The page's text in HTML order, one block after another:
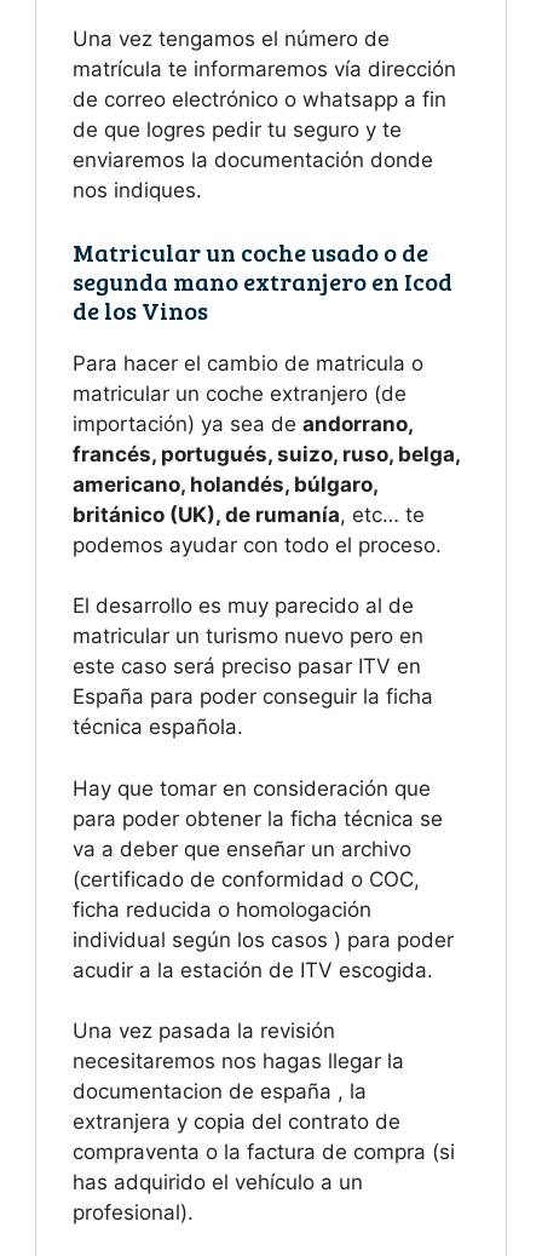
Una vez tengamos el número de
matrícula te informaremos vía dirección
de correo electrónico o whatsapp a fin
de que logres pedir tu seguro y te
enviaremos la documentación donde
nos indiques.
Matricular un coche usado o de
segunda mano extranjero en Icod
de los Vinos
Para hacer el cambio de matricula o
matricular un coche extranjero (de
importación) ya sea de andorrano,
francés, portugués, suizo, ruso, belga,
americano, holandés, búlgaro,
británico (UK), de rumanía, etc… te
podemos ayudar con todo el proceso.
El desarrollo es muy parecido al de
matricular un turismo nuevo pero en
este caso será preciso pasar ITV en
España para poder conseguir la ficha
técnica española.
Hay que tomar en consideración que
para poder obtener la ficha técnica se
va a deber que enseñar un archivo
(certificado de conformidad o COC,
ficha reducida o homologación
individual según los casos ) para poder
acudir a la estación de ITV escogida.
Una vez pasada la revisión
necesitaremos nos hagas llegar la
documentacion de españa , la
extranjera y copia del contrato de
compraventa o la factura de compra (si
has adquirido el vehículo a un
profesional).